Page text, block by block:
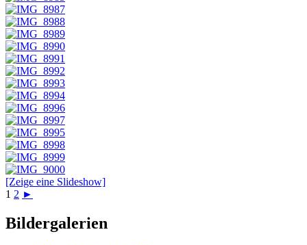
[Zeige eine Slideshow]
1 2 ►
Primärer
Bildergalerien